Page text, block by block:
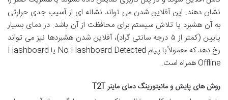
نشان دهند. این آفلاین شدن می تواند نشانه ای از آسیب جدی حرارتی
به آن هشبرد یا تلاش سیستم برای محافظت از آن باشد. در دمای بسیار
پایین (کمتر از ۵ درجه سانتی گراد)، آفلاین شدن هشبردها نیز می تواند
رخ دهد که معمولاً با پیام No Hashboard Detected یا Hashboard
Offline همراه است.
روش های پایش و مانیتورینگ دمای ماینر T2T